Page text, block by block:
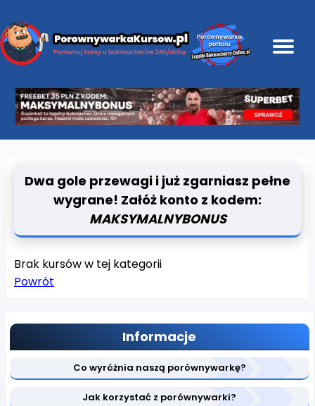
Dwa gole przewagi i już zgarniasz pełne
wygrane! Załóż konto z kodem:
MAKSYMALNYBONUS
Brak kursów w tej kategorii
Powrót
Informacje
Co wyróżnia naszą porównywarkę?
Jak korzystać z porównywarki?